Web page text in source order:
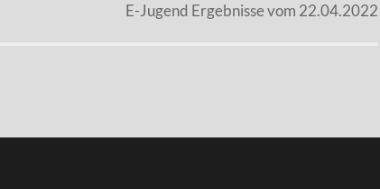
E-Jugend Ergebnisse vom 22.04.2022